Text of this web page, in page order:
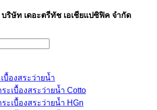
บริษัท เดอะตรีทัช เอเชียแปซิฟิค จำกัด
บื้องสระว่ายนํ้า
ระเบื้องสระว่ายน้ำ Cotto
ระเบื้องสระว่ายน้ำ HGn